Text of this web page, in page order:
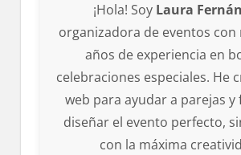
¡Hola! Soy Laura
organizadora de eventos con
años de experiencia en
celebraciones especiales. He
web para ayudar a parejas y
diseñar el evento perfecto,
con la máxima